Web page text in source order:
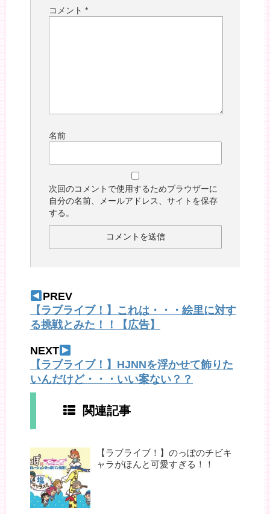
コメント *
名前
次回のコメントで使用するためブラウザーに
自分の名前、メールアドレス、サイトを保存
する。
PREV
【ラブライブ！】これは・・・絵里に対す
る挑戦とみた！！【広告】
NEXT
【ラブライブ！】HJNNを浮かせて飾りた
いんだけど・・・いい案ない？？
関連記事
【ラブライブ！】のっぽのチビキ
ャラがほんと可愛すぎる！！